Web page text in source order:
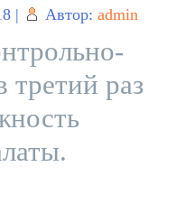
| Автор: admin
третий раз